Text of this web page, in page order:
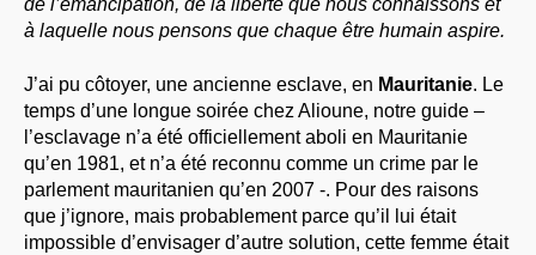
de l’émancipation, de la liberté que nous connaissons et
à laquelle nous pensons que chaque être humain aspire.
J’ai pu côtoyer, une ancienne esclave, en Mauritanie. Le
temps d’une longue soirée chez Alioune, notre guide –
l’esclavage n’a été officiellement aboli en Mauritanie
qu’en 1981, et n’a été reconnu comme un crime par le
parlement mauritanien qu’en 2007 -. Pour des raisons
que j’ignore, mais probablement parce qu’il lui était
impossible d’envisager d’autre solution, cette femme était